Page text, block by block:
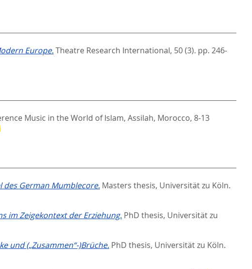
Europe.Theatre Research International, 50 (3). pp. 246-
Music in the World of Islam, Assilah, Morocco, 8-13
des German Mumblecore. Masters thesis, Universität zu Köln.
im Zeigekontext der Erziehung. PhD thesis, Universität zu
und („Zusammen“-)Brüche. PhD thesis, Universität zu Köln.